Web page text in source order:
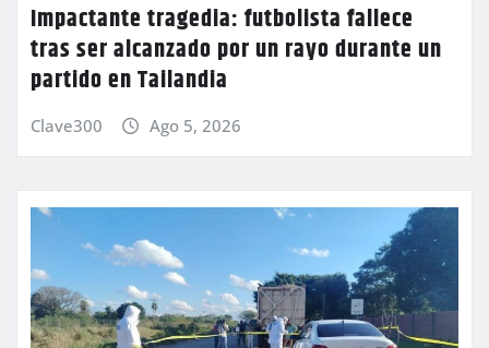
Impactante tragedia: futbolista fallece
tras ser alcanzado por un rayo durante un
partido en Tailandia
Clave300 Ago 5, 2026